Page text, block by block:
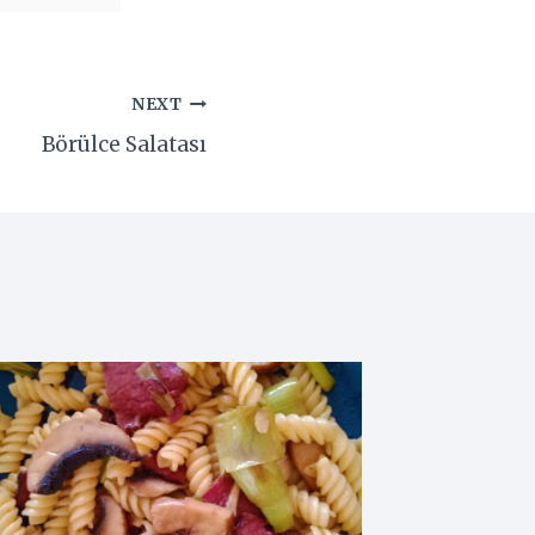
NEXT
Börülce Salatası